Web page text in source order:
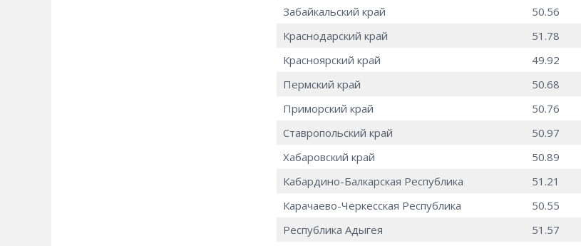
Забайкальский край
50.56
Краснодарский край
51.78
Красноярский край
49.92
Пермский край
50.68
Приморский край
50.76
Ставропольский край
50.97
Хабаровский край
50.89
Кабардино-Балкарская Республика
51.21
Карачаево-Черкесская Республика
50.55
Республика Адыгея
51.57